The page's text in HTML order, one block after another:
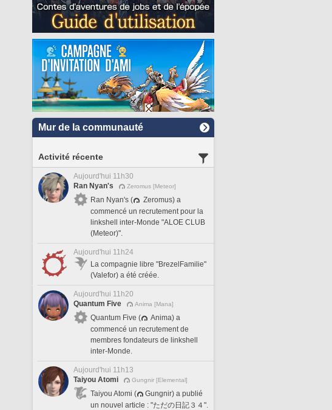
Mur de la communauté
Activité récente
Aujourd'hui 11h30
Ran Nyan's
Zeromus [Meteor]
Ran Nyan's (
Zeromus) a
commencé un recrutement pour la
linkshell inter-Monde "ALOE CLUB
(Meteor)".
Aujourd'hui 11h24
La compagnie libre "BrezelFamilie"
(Valefor) a été créée.
Aujourd'hui 11h20
Quantum Five
Anima [Mana]
Quantum Five (
Anima) a
commencé un recrutement de
membres fondateurs de linkshell
inter-Monde.
Aujourd'hui 11h13
Taiyou Atomi
Gungnir [Elemental]
Taiyou Atomi (
Gungnir) a publié
un nouvel article : "ただの日記３４".